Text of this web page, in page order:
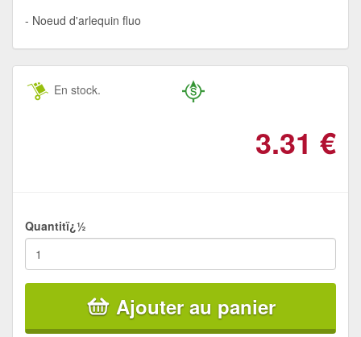
Noeud d'arlequin fluo
En stock.
3.31 €
Quantitï¿½
Ajouter au panier